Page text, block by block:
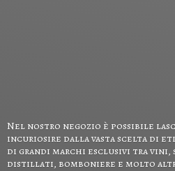
Nel nostro negozio è possibile
incuriosire dalla vasta scelta di
di grandi marchi esclusivi tra vini,
distillati, bomboniere e molto